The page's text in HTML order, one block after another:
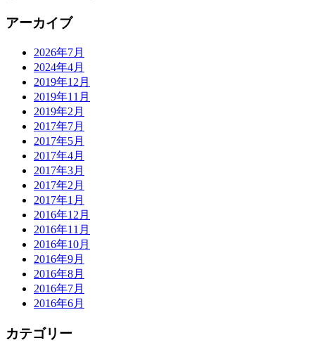
アーカイブ
2026年7月
2024年4月
2019年12月
2019年11月
2019年2月
2017年7月
2017年5月
2017年4月
2017年3月
2017年2月
2017年1月
2016年12月
2016年11月
2016年10月
2016年9月
2016年8月
2016年7月
2016年6月
カテゴリー